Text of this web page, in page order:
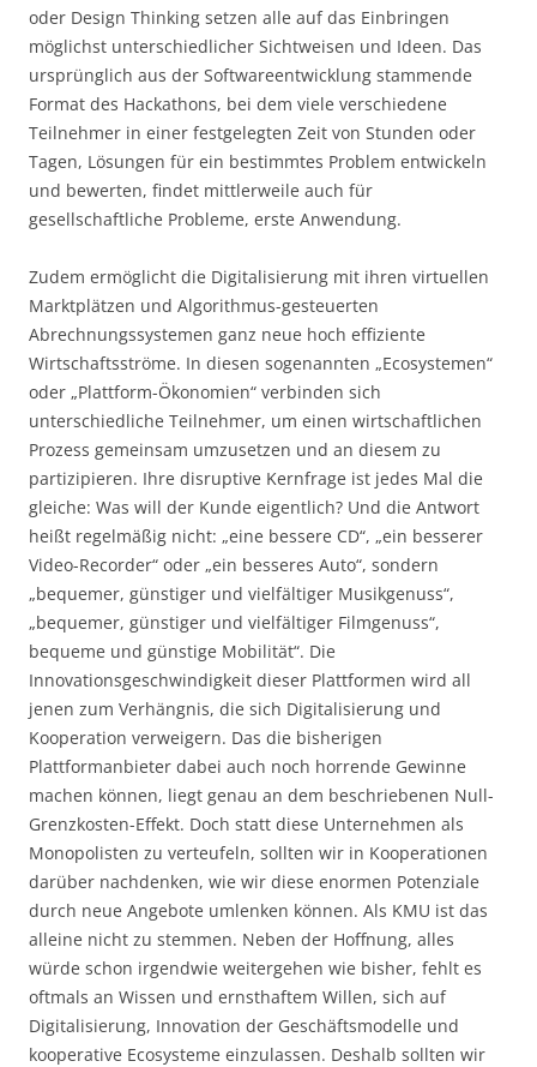
oder Design Thinking setzen alle auf das Einbringen
möglichst unterschiedlicher Sichtweisen und Ideen. Das
ursprünglich aus der Softwareentwicklung stammende
Format des Hackathons, bei dem viele verschiedene
Teilnehmer in einer festgelegten Zeit von Stunden oder
Tagen, Lösungen für ein bestimmtes Problem entwickeln
und bewerten, findet mittlerweile auch für
gesellschaftliche Probleme, erste Anwendung.
Zudem ermöglicht die Digitalisierung mit ihren virtuellen
Marktplätzen und Algorithmus-gesteuerten
Abrechnungssystemen ganz neue hoch effiziente
Wirtschaftsströme. In diesen sogenannten „Ecosystemen“
oder „Plattform-Ökonomien“ verbinden sich
unterschiedliche Teilnehmer, um einen wirtschaftlichen
Prozess gemeinsam umzusetzen und an diesem zu
partizipieren. Ihre disruptive Kernfrage ist jedes Mal die
gleiche: Was will der Kunde eigentlich? Und die Antwort
heißt regelmäßig nicht: „eine bessere CD“, „ein besserer
Video-Recorder“ oder „ein besseres Auto“, sondern
„bequemer, günstiger und vielfältiger Musikgenuss“,
„bequemer, günstiger und vielfältiger Filmgenuss“,
bequeme und günstige Mobilität“. Die
Innovationsgeschwindigkeit dieser Plattformen wird all
jenen zum Verhängnis, die sich Digitalisierung und
Kooperation verweigern. Das die bisherigen
Plattformanbieter dabei auch noch horrende Gewinne
machen können, liegt genau an dem beschriebenen Null-
Grenzkosten-Effekt. Doch statt diese Unternehmen als
Monopolisten zu verteufeln, sollten wir in Kooperationen
darüber nachdenken, wie wir diese enormen Potenziale
durch neue Angebote umlenken können. Als KMU ist das
alleine nicht zu stemmen. Neben der Hoffnung, alles
würde schon irgendwie weitergehen wie bisher, fehlt es
oftmals an Wissen und ernsthaftem Willen, sich auf
Digitalisierung, Innovation der Geschäftsmodelle und
kooperative Ecosysteme einzulassen. Deshalb sollten wir